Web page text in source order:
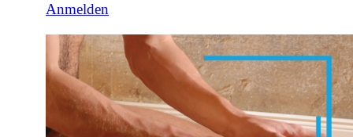
Anmelden